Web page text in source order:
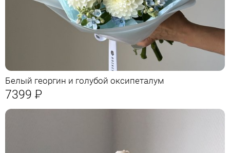
Белый георгин и голубой оксипеталум
7399 Р